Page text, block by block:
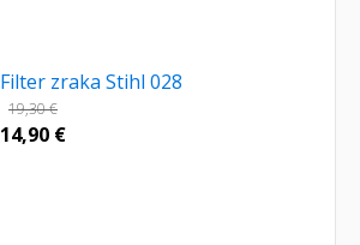
Filter zraka Stihl 028
19,30€
14,90 €